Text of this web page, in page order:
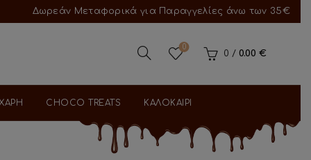
Δωρεάν Μεταφορικά για Παραγγελίες άνω των 35€
0
0 / 0.00€
CHOCO TREATS ΚΑΛΟΚΑΙΡΙ